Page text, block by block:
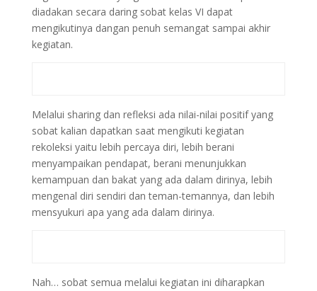
diadakan secara daring sobat kelas VI dapat
mengikutinya dangan penuh semangat sampai akhir
kegiatan.
Melalui sharing dan refleksi ada nilai-nilai positif yang
sobat kalian dapatkan saat mengikuti kegiatan
rekoleksi yaitu lebih percaya diri, lebih berani
menyampaikan pendapat, berani menunjukkan
kemampuan dan bakat yang ada dalam dirinya, lebih
mengenal diri sendiri dan teman-temannya, dan lebih
mensyukuri apa yang ada dalam dirinya.
Nah… sobat semua melalui kegiatan ini diharapkan